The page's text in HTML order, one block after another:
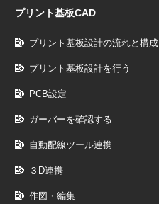
プリント基板CAD
プリント基板設計の流れと構成
プリント基板設計を行う
PCB設定
ガーバーを確認する
自動配線ツール連携
３D連携
作図・編集